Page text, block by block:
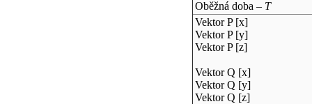
Oběžná doba – T
Vektor P [x]
Vektor P [y]
Vektor P [z]
Vektor Q [x]
Vektor Q [y]
Vektor Q [z]